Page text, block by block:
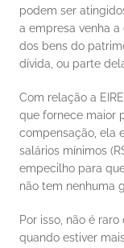
podem ser
a empresa venha
dos bens do
dívida, ou parte
Com relação a
que fornece maior
compensação, ela
salários mínimos
empecilho para
não tem nenhuma
Por isso, não é
quando estiver